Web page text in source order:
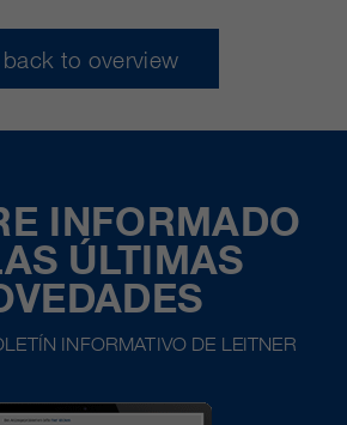
back to overview
INFORMADO
ÚLTIMAS
INFORMATIVO DE LEITNER